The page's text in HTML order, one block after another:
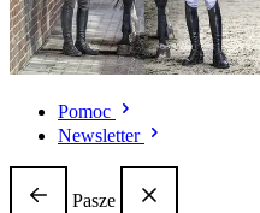
Pomoc
Newsletter
Pasze